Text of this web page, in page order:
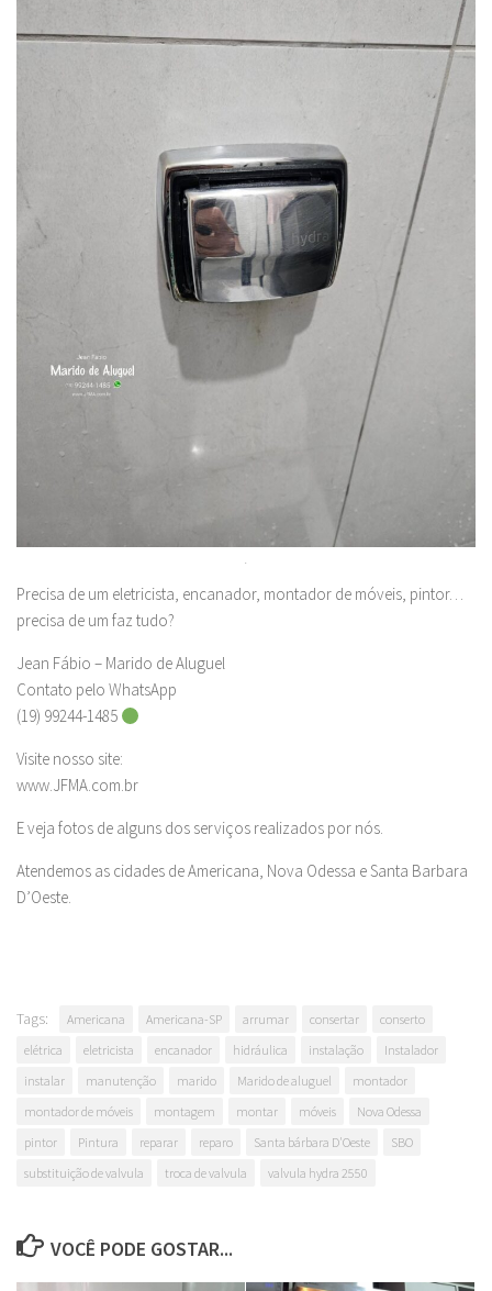
.
Precisa de um eletricista, encanador, montador de móveis, pintor…
precisa de um faz tudo?
Jean Fábio – Marido de Aluguel
Contato pelo WhatsApp
(19) 99244-1485
Visite nosso site:
www.JFMA.com.br
E veja fotos de alguns dos serviços realizados por nós.
Atendemos as cidades de Americana, Nova Odessa e Santa Barbara
D’Oeste.
Tags: Americana Americana-SP arrumar consertar
conserto
elétrica
eletricista encanador hidráulica instalação
Instalador
instalar
manutenção marido Marido de aluguel
montador
montador de móveis
montagem montar móveis
Nova Odessa
pintor
Pintura reparar reparo Santa bárbara D'Oeste
SBO
substituição de valvula
troca de valvula valvula hydra 2550
VOCÊ PODE GOSTAR...